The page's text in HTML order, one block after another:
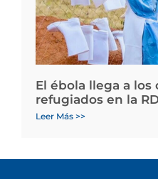
El ébola llega a
refugiados en la
Leer Más >>